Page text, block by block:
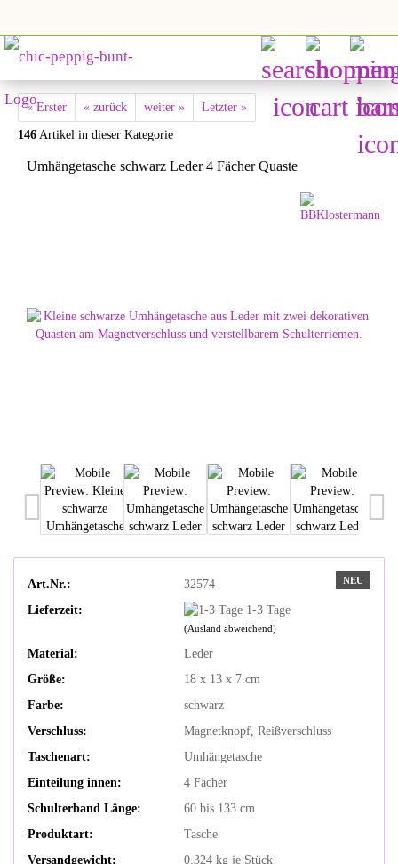
« Erster « zurück weiter » Letzter »
146 Artikel in dieser Kategorie
Umhängetasche schwarz Leder 4 Fächer Quaste
NEU
Art.Nr.:
32574
Lieferzeit:
1-3 Tage
(Ausland abweichend)
Material:
Leder
Größe:
18 x 13 x 7 cm
Farbe:
schwarz
Verschluss:
Magnetknopf, Reißverschluss
Taschenart:
Umhängetasche
Einteilung innen:
4 Fächer
Schulterband Länge:
60 bis 133 cm
Produktart:
Tasche
Versandgewicht:
0.324kg je Stück